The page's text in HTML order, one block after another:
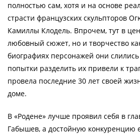
полностью сам, хотя и на основе
страсти французских скульпторов
Камиллы Клодель. Впрочем, тут в
любовный сюжет, но и творчество
биографиях персонажей они слились
попытки разделить их привели к
провела последние 30 лет своей
доме.
В «Родене» лучше проявил себя в
Габышев, а достойную конкуренцию